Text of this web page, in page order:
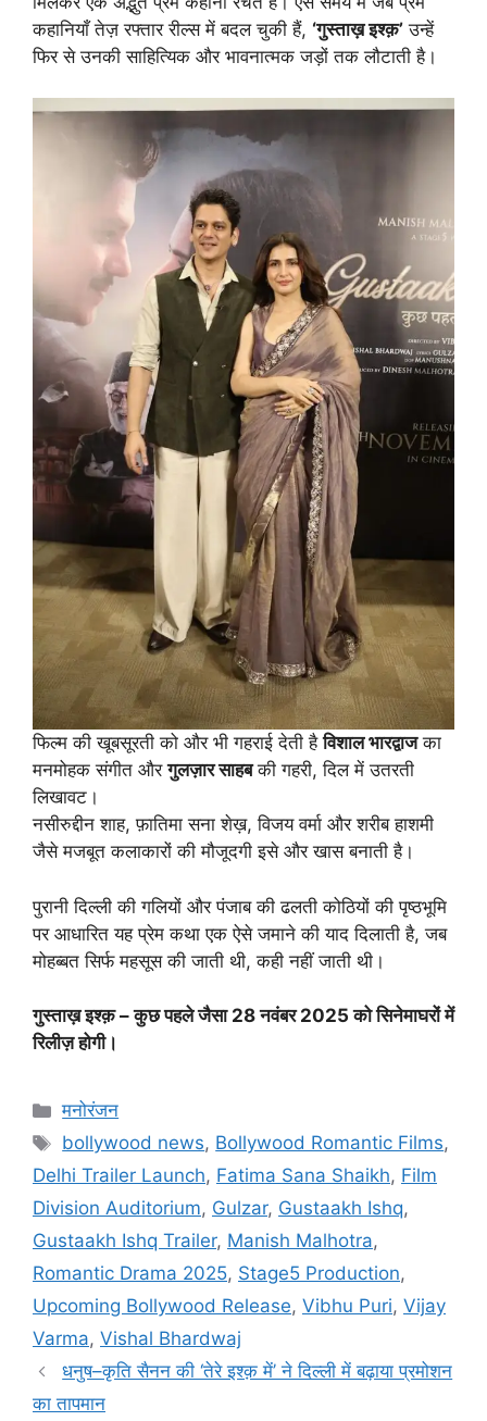
कहानियाँ तेज़ रफ्तार रील्स में बदल चुकी हैं, ‘गुस्ताख़ इश्क़’ उन्हें
फिर से उनकी साहित्यिक और भावनात्मक जड़ों तक लौटाती है।
फिल्म की खूबसूरती को और भी गहराई देती हैविशाल भारद्वाजका
मनमोहक संगीत औरगुलज़ार साहबकी गहरी, दिल में उतरती
लिखावट।
नसीरुद्दीन शाह, फ़ातिमा सना शेख़, विजय वर्मा और शरीब हाशमी
जैसे मजबूत कलाकारों की मौजूदगी इसे और खास बनाती है।
पुरानी दिल्ली की गलियों और पंजाब की ढलती कोठियों की पृष्ठभूमि
पर आधारित यह प्रेम कथा एक ऐसे जमाने की याद दिलाती है, जब
मोहब्बत सिर्फ महसूस की जाती थी, कही नहीं जाती थी।
गुस्ताख़ इश्क़ – कुछ पहले जैसा 28 नवंबर 2025 को सिनेमाघरों में
रिलीज़ होगी।
मनोरंजन
bollywood news, Bollywood Romantic Films,
Delhi Trailer Launch, Fatima Sana Shaikh, Film
Division Auditorium, Gulzar, Gustaakh Ishq,
Gustaakh Ishq Trailer, Manish Malhotra,
Romantic Drama 2025, Stage5 Production,
Upcoming Bollywood Release, Vibhu Puri, Vijay
Varma, Vishal Bhardwaj
धनुष–कृति सैनन की ‘तेरे इश्क़ में’ ने दिल्ली में बढ़ाया प्रमोशन
का तापमान